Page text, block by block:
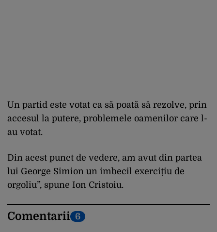
Un partid este votat ca să poată să rezolve, prin
accesul la putere, problemele oamenilor care l-
au votat.
Din acest punct de vedere, am avut din partea
lui George Simion un imbecil exercițiu de
orgoliu”, spune Ion Cristoiu.
Comentarii 6